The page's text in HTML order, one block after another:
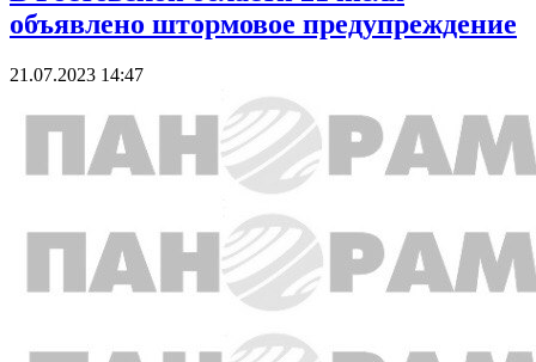
объявлено штормовое предупреждение
21.07.2023 14:47